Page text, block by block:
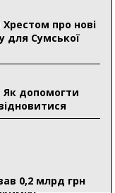
про нові
для Сумської
Як допомогти
0,2 млрд грн